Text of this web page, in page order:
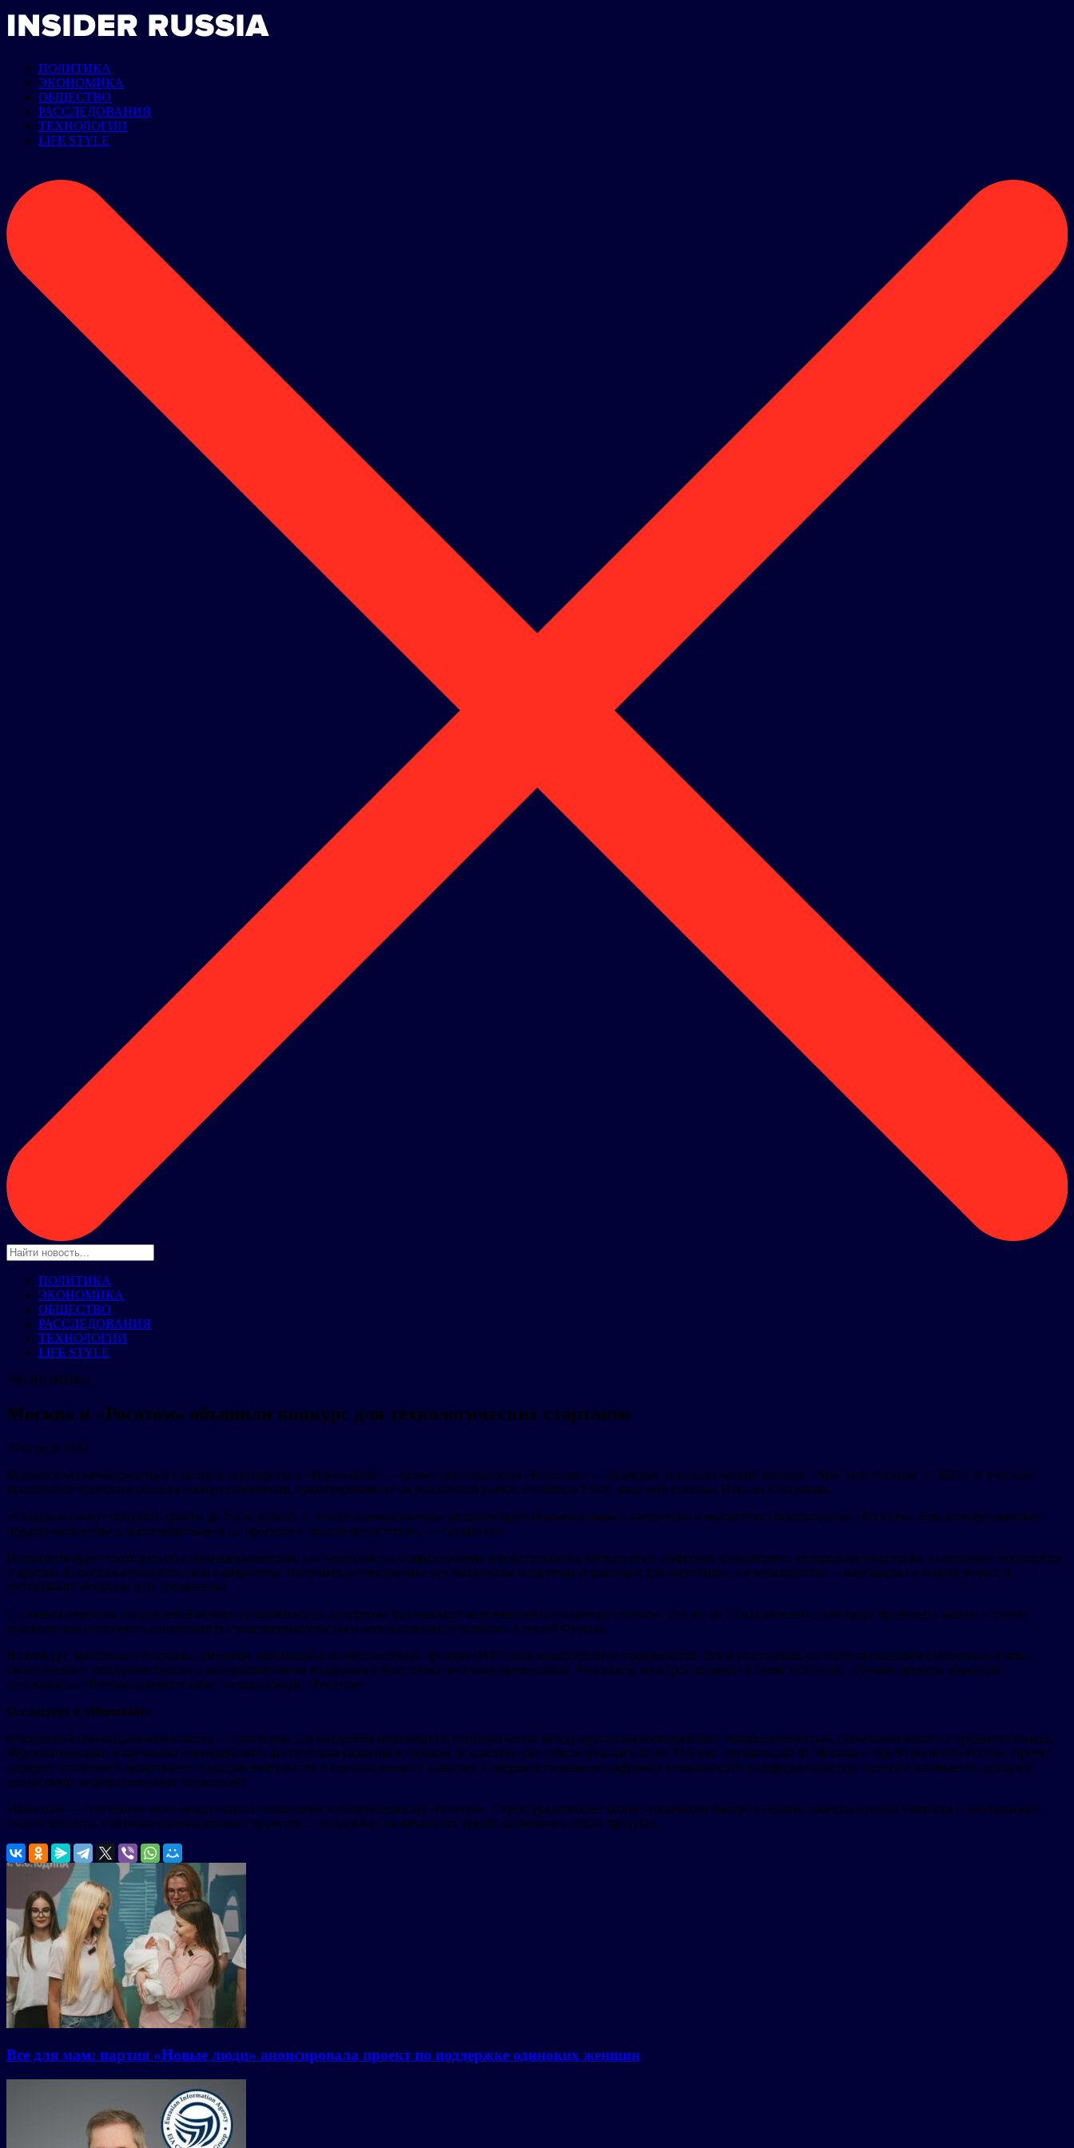
ПОЛИТИКА
ЭКОНОМИКА
ОБЩЕСТВО
РАССЛЕДОВАНИЯ
ТЕХНОЛОГИИ
LIFE STYLE
ПОЛИТИКА
ЭКОНОМИКА
ОБЩЕСТВО
РАССЛЕДОВАНИЯ
ТЕХНОЛОГИИ
LIFE STYLE
ЭКОНОМИКА
Москва и «Росатом» объявили конкурс для технологических стартапов
20 апреля 2022
Московский инновационный кластер в партнерстве с «Иннохабом» — бизнес-акселератором «Росатома» — объявляет технологический конкурс «New Tech Росатом — 2022». К участию
приглашают проекты в области импортозамещения, ориентированные на российский рынок, сообщила ТАСС вице-мэр столицы Наталья Сергунина.
«Стартапы смогут получить гранты до 5 млн рублей, а лучшие инновационные решения будут рекомендованы к внедрению в экосистему госкорпорации «Росатом». Еще конкурс поможет
предпринимателям в масштабировании их проектов и поиске инвесторов», — сказала она.
Испытания будут проходить по таким направлениям, как электроника, станкостроение и робототехника, металлургия, цифровой инжиниринг, водородная энергетика, аддитивные технологии
и другим. В каждом из них есть свои приоритеты. Например, в электронике это микрочипы и системы управления для энергетики, а в металлургии — материалы на основе редких и
тугоплавких металлов и их соединений.
С полным перечнем направлений можно ознакомиться на платформе Московского инновационного кластера i.moscow. Там же до 15 мая включительно будут принимать заявки, уточнил
руководитель столичного департамента предпринимательства и инновационного развития Алексей Фурсин.
На конкурс приглашают стартапы, имеющие минимально жизнеспособный продукт (MVP) или мелкосерийное производство. Всем участникам, успешно прошедшим отборочные этапы,
гарантирована экспертная оценка и консультационная поддержка в подготовке итоговой презентации. Результаты конкурса подведут в июне этого года. Лучшие проекты определят
специалисты «Инновационного хаба» госкорпорации «Росатом».
О кластере и «Иннохабе»
Московский инновационный кластер — платформа для внедрения инноваций и сотрудничества между крупными корпорациями, промышленностью, субъектами малого и среднего бизнеса,
образовательными и научными учреждениями, институтами развития и городом. К кластеру уже присоединились более 33,5 тыс. организаций из Москвы и еще 80 регионов России. Проект
курирует столичный департамент предпринимательства и инновационного развития. Совершенствованием цифровых возможностей платформы кластера i.moscow занимается городской
департамент информационных технологий.
«Иннохаб» — это единое окно между стартап-командами и госкорпорацией «Росатом». Структура помогает бизнес-заказчикам быстро находить проекты нужной тематики и необходимой
стадии зрелости, а авторам инновационных проектов — поддержку на начальных этапах жизненного цикла продукта.
Все для мам: партия «Новые люди» анонсировала проект по поддержке одиноких женщин